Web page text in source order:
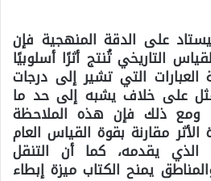
على الدقة المنهجية فإن
التاريخي تُنتج أثرًا أسلوبيًا
العبارات التي تشير إلى درجات
على خلاف يشبه إلى حد ما
ومع ذلك فإن هذه الملاحظة
مقارنة بقوة القياس العام
الذي يقدمه، كما أن التنقل
يمنح الكتاب ميزة إبطاء